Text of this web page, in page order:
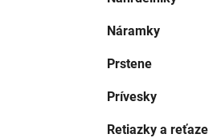
Náramky
Prstene
Prívesky
Retiazky a reťaze